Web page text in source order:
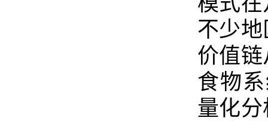
不少
价值
食物
量化